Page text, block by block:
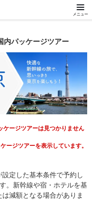
メニュー
内パッケージツアー
ケージツアーは見つかりません
ージツアーを表示しています。
定した基本条件で予約し
。新幹線や宿・ホテルを基
減額となる場合がありま